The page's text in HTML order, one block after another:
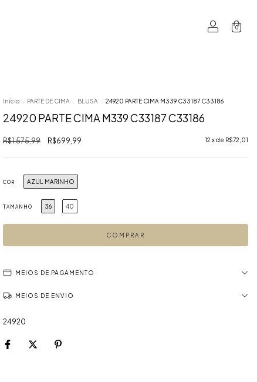
0
Início PARTE DE CIMA BLUSA 24920 PARTE CIMA M339 C33187 C33186
24920 PARTE CIMA M339 C33187 C33186
R$1.575,99 R$699,99 12 x de R$72,01
COR AZUL MARINHO
TAMANHO 36 40
MEIOS DE PAGAMENTO
MEIOS DE ENVIO
24920